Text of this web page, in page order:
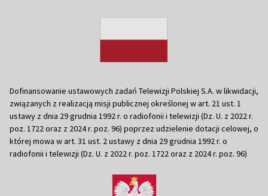
Dofinansowanie ustawowych zadań Telewizji Polskiej S.A. w likwidacji,
związanych z realizacją misji publicznej określonej w art. 21 ust. 1
ustawy z dnia 29 grudnia 1992 r. o radiofonii i telewizji (Dz. U. z 2022 r.
poz. 1722 oraz z 2024 r. poz. 96) poprzez udzielenie dotacji celowej, o
której mowa w art. 31 ust. 2 ustawy z dnia 29 grudnia 1992 r. o
radiofonii i telewizji (Dz. U. z 2022 r. poz. 1722 oraz z 2024 r. poz. 96)